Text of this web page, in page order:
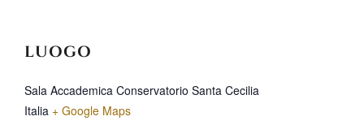
LUOGO
Sala Accademica Conservatorio Santa Cecilia
Italia + Google Maps